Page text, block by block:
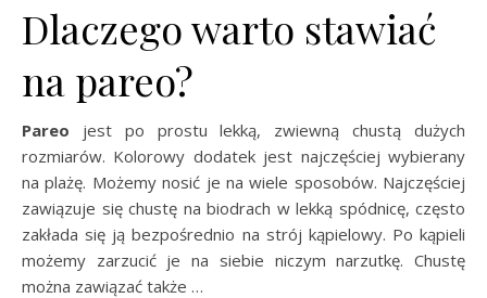
Dlaczego warto stawiać
na pareo?
Pareo jest po prostu lekką, zwiewną chustą dużych
rozmiarów. Kolorowy dodatek jest najczęściej wybierany
na plażę. Możemy nosić je na wiele sposobów. Najczęściej
zawiązuje się chustę na biodrach w lekką spódnicę, często
zakłada się ją bezpośrednio na strój kąpielowy. Po kąpieli
możemy zarzucić je na siebie niczym narzutkę. Chustę
można zawiązać także …